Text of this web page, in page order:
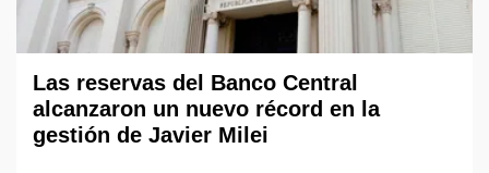
Las reservas del Banco Central
alcanzaron un nuevo récord en la
gestión de Javier Milei